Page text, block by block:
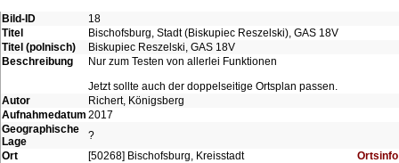
Bild-ID
18
Titel
Bischofsburg, Stadt (Biskupiec Reszelski), GAS 18V
Titel (polnisch)
Biskupiec Reszelski, GAS 18V
Beschreibung
Nur zum Testen von allerlei Funktionen
Jetzt sollte auch der doppelseitige Ortsplan passen.
Autor
Richert, Königsberg
Aufnahmedatum 2017
Geographische
Lage
?
Ort
[50268] Bischofsburg, Kreisstadt
Ortsinfo